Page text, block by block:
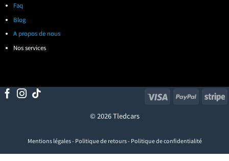
Faq
Blog
A propos de nous
Nos services
© 2026 Tledcars
Visa PayPal
Mentions légales- Politique de retours- Politique de confidentialité